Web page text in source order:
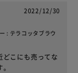
2022/12/30
: テラコッタブラウ
どこにも売ってな